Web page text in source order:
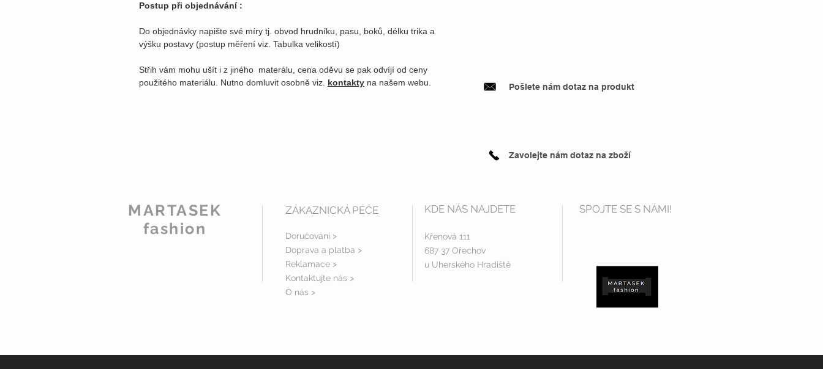
Postup při objednávání :
Do objednávky napište své míry tj. obvod hrudníku, pasu, boků, délku trika a
výšku postavy (postup měření viz. Tabulka velikostí)
Střih vám mohu ušít i z jiného materálu, cena oděvu se pak odvíjí od ceny
použitého materiálu. Nutno domluvit osobně viz. kontakty na našem webu. Pošlete nám dotaz na produkt
Zavolejte nám dotaz na zboží
MARTASEK
fashion
ZÁKAZNICKÁ PÉČE
Doručování >
Doprava a platba >
Reklamace >
Kontaktujte nás >
O nás >
KDE NÁS NAJDETE
Křenová 111
687 37 Ořechov
u Uherského Hradiště
SPOJTE SE S NÁMI!